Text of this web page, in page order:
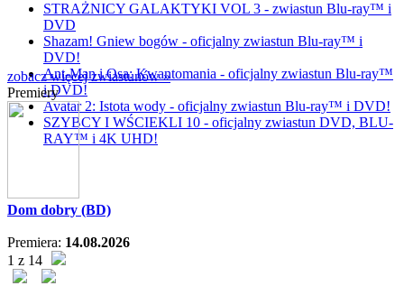
STRAŻNICY GALAKTYKI VOL 3 - zwiastun Blu-ray™ i
DVD
Shazam! Gniew bogów - oficjalny zwiastun Blu-ray™ i
DVD!
Ant-Man i Osa: Kwantomania - oficjalny zwiastun Blu-ray™
i DVD!
Avatar 2: Istota wody - oficjalny zwiastun Blu-ray™ i DVD!
SZYBCY I WŚCIEKLI 10 - oficjalny zwiastun DVD, BLU-
RAY™ i 4K UHD!
zobacz więcej zwiastunów »
Premiery
Dom dobry (BD)
Premiera: 14.08.2026
1 z 14